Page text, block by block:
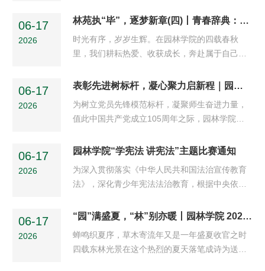
常、焦子涵和冯素丽四名学生组成“境绘行小
队”实践队伍，立足乡村振兴发展需求，...
康月系列活动。活动以体育为纽带，覆盖趣味运
类主题活动，实现师生全员参与、全程同乐，在
运动中强健体魄、凝聚力量、传递活力，充分展
SPORTS开幕式4月22日，开幕式于文博楼前广
场隆重举行。学校体育部主任关大鹏、...
06-17
2026
林苑执“毕”，逐梦新章(四)丨青春辞典：解锁属于我们的独家记忆
时光有序，岁岁生辉。在园林学院的四载春秋
里，我们耕耘热爱、收获成长，奔赴属于自己的
一次蜕变、每一场相逢，都拼凑成独一无二的青
年，你会用怎样的字句，定义属于自己的毕业时
光？01成长向｜破局与蜕变步履不停，精进不
在一次次尝试中积累力量，在不断成长中愈发从
容。每一次突破，都是青春最亮眼的勋章。...
06-17
2026
表彰先进树标杆，凝心聚力启新程｜园林学院“七一”表彰仪式圆满举办
为树立党员先锋模范标杆，凝聚师生奋进力量，
值此中国共产党成立105周年之际，园林学院开
记、师生党员齐聚现场，共同见证荣誉表彰时
学院党委副书记、副院长杨扬宣读表彰决定，公
布优秀共产党员、优秀党务工作者、先进基层党
集体名单。颁奖环节有序进行，学院党委书记赵
新勇，党委委员李文、李彦雪、...
06-17
2026
园林学院“学宪法 讲宪法”主题比赛通知
为深入贯彻落实《中华人民共和国法治宣传教育
法》，深化青少年宪法法治教育，根据中央依法
法院办公厅、最高人民检察院办公厅、公安部办
生“学宪法讲宪法”活动的通知要求，结合黑龙江
省教育厅等五部门关于组织开展第十一届全省学
06-17
2026
“园”满盛夏，“林”别亦暖丨园林学院 2026 届毕业生欢送仪式圆满落幕！
蝉鸣织夏序，草木寄流年又是一年盛夏收官之时
四载东林光景在这个热烈的夏天落笔成诗为送别